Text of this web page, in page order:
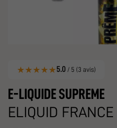
★★★★★5.0 / 5 (3 avis)
E-LIQUIDE SUPREME
ELIQUID FRANCE